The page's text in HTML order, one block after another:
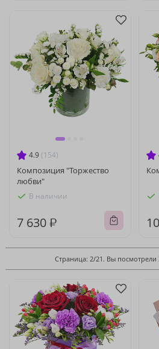
4.9 (154)
Композиция "Торжество
любви"
В наличии
7 630 ₽
Страница: 2/21. Вы посмотрели